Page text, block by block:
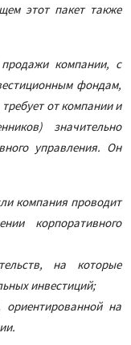
этот пакет также
компании, с
фондам,
от компании и
значительно
управления. Он
компания проводит
корпоративного
на которые
инвестиций;
ориентированной на